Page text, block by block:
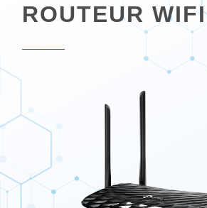
ROUTEUR WIFI